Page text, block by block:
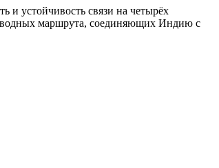
и устойчивость связи на четырёх
маршрута, соединяющих Индию с